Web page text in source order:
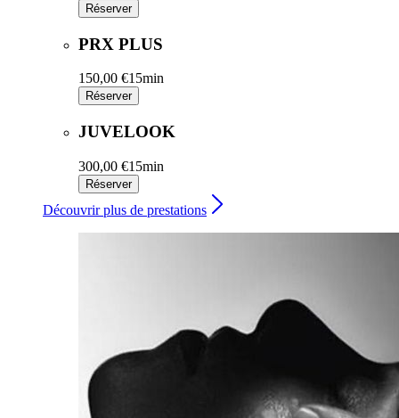
Réserver
PRX PLUS
150,00 €15min
Réserver
JUVELOOK
300,00 €15min
Réserver
Découvrir plus de prestations